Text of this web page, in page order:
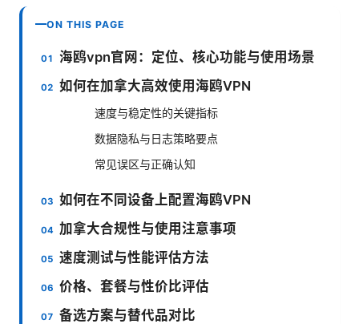
ON THIS PAGE
海鸥vpn官网：定位、核心功能与使用场景
如何在加拿大高效使用海鸥VPN
速度与稳定性的关键指标
数据隐私与日志策略要点
常见误区与正确认知
如何在不同设备上配置海鸥VPN
加拿大合规性与使用注意事项
速度测试与性能评估方法
价格、套餐与性价比评估
备选方案与替代品对比